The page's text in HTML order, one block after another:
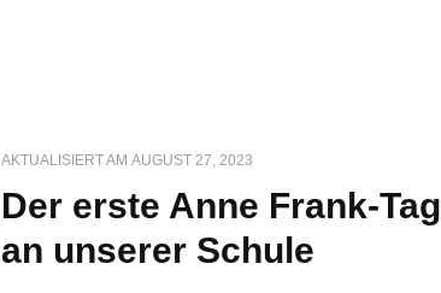
AKTUALISIERT AM AUGUST 27, 2023
Der erste Anne Frank-Tag
an unserer Schule